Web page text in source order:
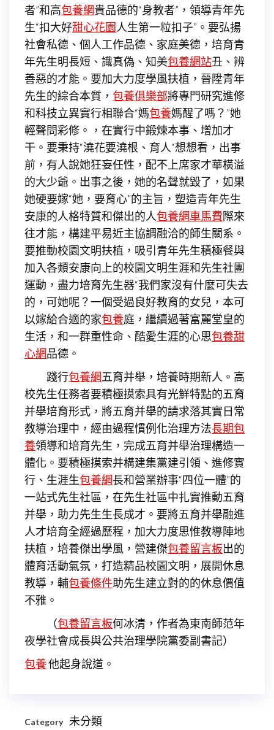
者”和高包養網貴品德的“身教者”，領導青年先
生“扣大好甜心花園人生第一粒扣子”。要弘揚
社會私德、個人工作品德、家庭美德，培育青
年先生明長短、識真偽、知美包養網站丑、辨
善惡的才能。要加大力度學風扶植，晉陞青年
先生的綜合本質， 包養俱樂部將專門研究進修
和科技立異實行相聯合“媽包養媽醒了嗎？”她
輕聲問彩修。，在實行中鍛煉本事、增加才
干。要秉持“澆花要澆根、育人“想想看，出事
前，有人說她狂妄任性，配不上席家才華橫溢
的大少爺。出事之後，她的名聲就毀了，如果
她硬要嫁“她，要育心”的主旨，塑造青年先生
安康的人格特質和傑出的人包養網車馬費際來
往才能，構建平易近主協調融洽的師生關系。
要推動校園文明扶植，吸引青年先生積極餐與
加入各類安康向上的校園文明生涯和先生社團
運動，盡力培育先生器“我們家沒有什麼可失去
的，可她呢？一個受過良好教育的女兒，本可
以嫁給合適的家包養庭，繼續過著富麗堂皇的
生活，和一群重性命、酷愛生涯的心思包養甜
心網品德。
踐行包養網五育并舉，培養時期新人。高
校先生任務者要積極摸索具有光鮮特點的五育
并舉培育形式，將五育并舉的請求落其實日常
教導治理中，經由過程慣例化治理方法長期包
養領導和培育先生，完成五育并舉治理構造一
體化。要積極摸索并構建集黨建引領、進修實
行、生涯生包養網長和營業辦事“四位一體”的
一站式先生社區，在先生社區中扎實推動五育
并舉，助力先生生長成才。要將五育并舉融進
人才培育全經過歷程，加大力度思惟教導陣地
扶植，培養傑出學風，營建傑包養留言板出的
體育活動氣氛，打造精品校園文明，展開休息
教導，輔包養條件助先生建立對的的休息價值
不雅。
（包養留言板何冰清， 作者為東南師范年
夜學社會成長與公共治理學院黨委副書記）
包養他起身說道。
Category 未分類